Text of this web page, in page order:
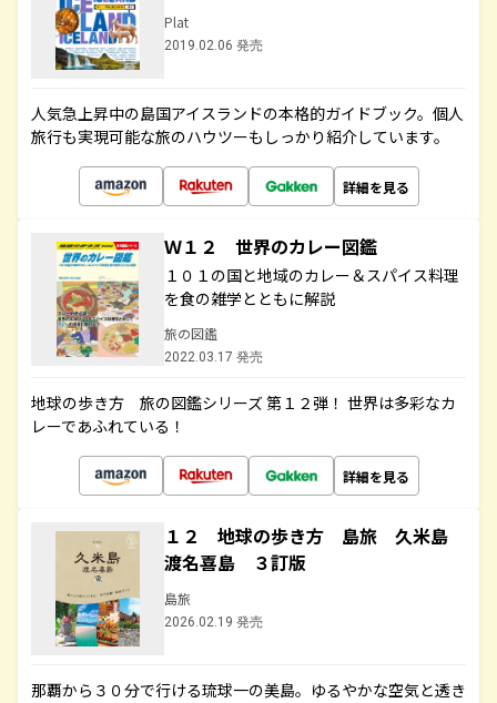
Plat
2019.02.06 発売
人気急上昇中の島国アイスランドの本格的ガイドブック。個人
旅行も実現可能な旅のハウツーもしっかり紹介しています。
詳細を見る
Ｗ１２ 世界のカレー図鑑
１０１の国と地域のカレー＆スパイス料理
を食の雑学とともに解説
旅の図鑑
2022.03.17 発売
地球の歩き方 旅の図鑑シリーズ 第１２弾！ 世界は多彩なカ
レーであふれている！
詳細を見る
１２ 地球の歩き方 島旅 久米島
渡名喜島 ３訂版
島旅
2026.02.19 発売
那覇から３０分で行ける琉球一の美島。ゆるやかな空気と透き